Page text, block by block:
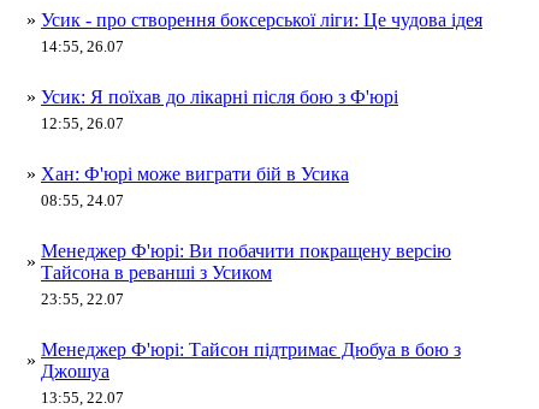
» Усик - про створення боксерської ліги: Це чудова ідея
14:55, 26.07
» Усик: Я поїхав до лікарні після бою з Ф'юрі
12:55, 26.07
» Хан: Ф'юрі може виграти бій в Усика
08:55, 24.07
»
Менеджер Ф'юрі: Ви побачити покращену версію
Тайсона в реванші з Усиком
23:55, 22.07
»
Менеджер Ф'юрі: Тайсон підтримає Дюбуа в бою з
Джошуа
13:55, 22.07